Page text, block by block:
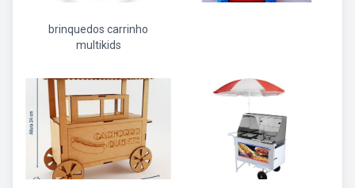
brinquedos carrinho
multikids